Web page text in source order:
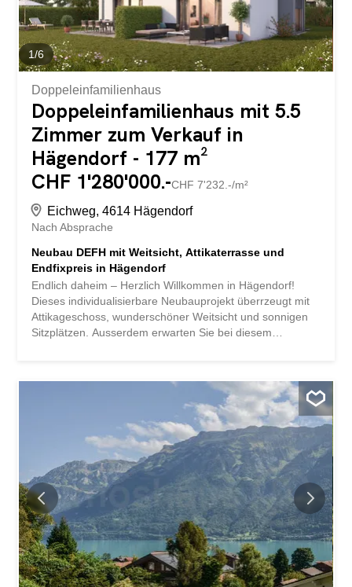
lichtdurchflutete Räume Optimaler Grundriss, der das
Haus in ein wahres Raumwunder verwandelt und
individuell anpassbar ist...
1/6
Doppeleinfamilienhaus
Doppeleinfamilienhaus mit 5.5
Zimmer zum Verkauf in
Hägendorf - 177 m²
CHF 1'280'000.-CHF 7'232.-/m²
Eichweg, 4614 Hägendorf
Nach Absprache
Neubau DEFH mit Weitsicht, Attikaterrasse und
Endfixpreis in Hägendorf
Endlich daheim – Herzlich Willkommen in Hägendorf!
Dieses individualisierbare Neubauprojekt überrzeugt mit
Attikageschoss, wunderschöner Weitsicht und sonnigen
Sitzplätzen. Ausserdem erwarten Sie bei diesem
Erschliessungskosten Neubau in Massivbauweise mit
Endfixpreisgarantie Teilunterkellerung mit grossem
Disponibel Doppelcarport Attikageschoss mit
Dachterrasse Geniessen Sie dank optimaler Ausrichtung
den ganzen Tag Sonne auf der Terrasse und dem
Sitzplatz Wir gestalten den Innenausbau nach Ihren
Wünschen und Bedürfnissen. Spots im Eingangs- und
Kochbereich elektrische Storen im ganzen Haus Reduit
gedeckter Eingang mit Vordach Küche und Waschraum
werden mit hochwertigen V-Zug Geräten ausgestattet.
Bodenheizung und moderne Luft-Wasser-Wärmepumpe
Ruhiger Wohnstandort mit hoher Lebensqualität: Der
Eichweg liegt in einem gepflegten Einfamilienhausquartier
und bietet ein angenehmes...